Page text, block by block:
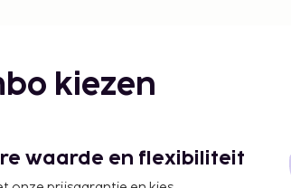
kiezen
waarde en flexibiliteit